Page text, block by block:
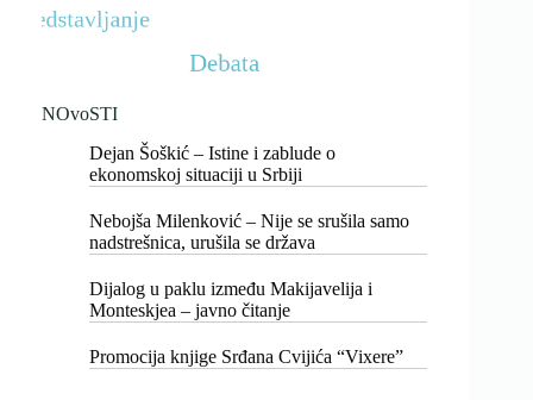
NOvoSTI
Dejan Šoškić – Istine i zablude o
ekonomskoj situaciji u Srbiji
Nebojša Milenković – Nije se srušila samo
nadstrešnica, urušila se država
Dijalog u paklu između Makijavelija i
Monteskjea – javno čitanje
Promocija knjige Srđana Cvijića “Vixere”